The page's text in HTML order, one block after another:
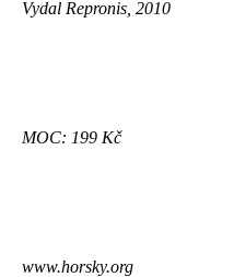
Vydal Repronis, 2010
MOC: 199 Kč
www.horsky.org